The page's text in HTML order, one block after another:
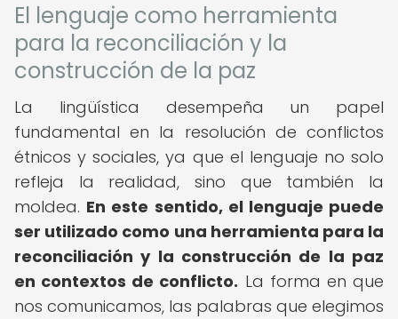
El lenguaje como herramienta
para la reconciliación y la
construcción de la paz
La lingüística desempeña un papel
fundamental en la resolución de conflictos
étnicos y sociales, ya que el lenguaje no solo
refleja la realidad, sino que también la
moldea. En este sentido, el lenguaje puede
ser utilizado como una herramienta para la
reconciliación y la construcción de la paz
en contextos de conflicto. La forma en que
nos comunicamos, las palabras que elegimos